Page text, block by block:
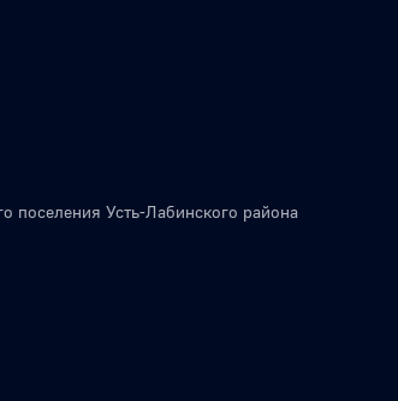
поселения Усть-Лабинского района